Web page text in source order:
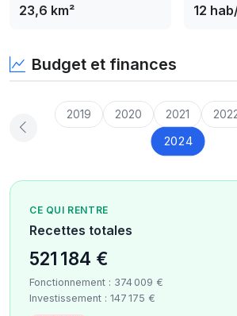
23,6 km² 12
Budget et finances
2019 2020 2021
2024
CE QUI RENTRE
Recettes totales
521 184 €
Fonctionnement : 374 009 €
Investissement : 147 175 €